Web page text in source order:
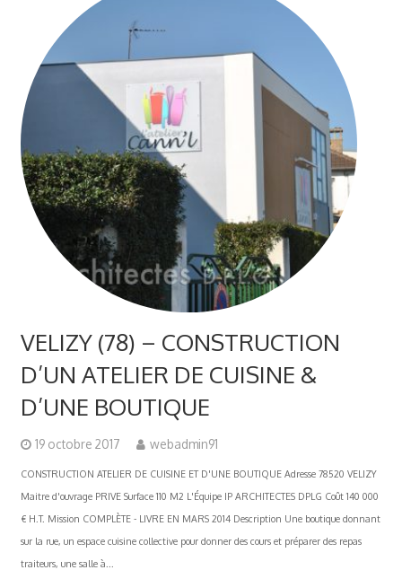
VELIZY (78) – CONSTRUCTION
D’UN ATELIER DE CUISINE &
D’UNE BOUTIQUE
19 octobre 2017 webadmin91
CONSTRUCTION ATELIER DE CUISINE ET D'UNE BOUTIQUE Adresse 78520 VELIZY
Maitre d'ouvrage PRIVE Surface 110 M2 L'Équipe IP ARCHITECTES DPLG Coût 140 000
€ H.T. Mission COMPLÈTE - LIVRE EN MARS 2014 Description Une boutique donnant
sur la rue, un espace cuisine collective pour donner des cours et préparer des repas
traiteurs, une salle à...